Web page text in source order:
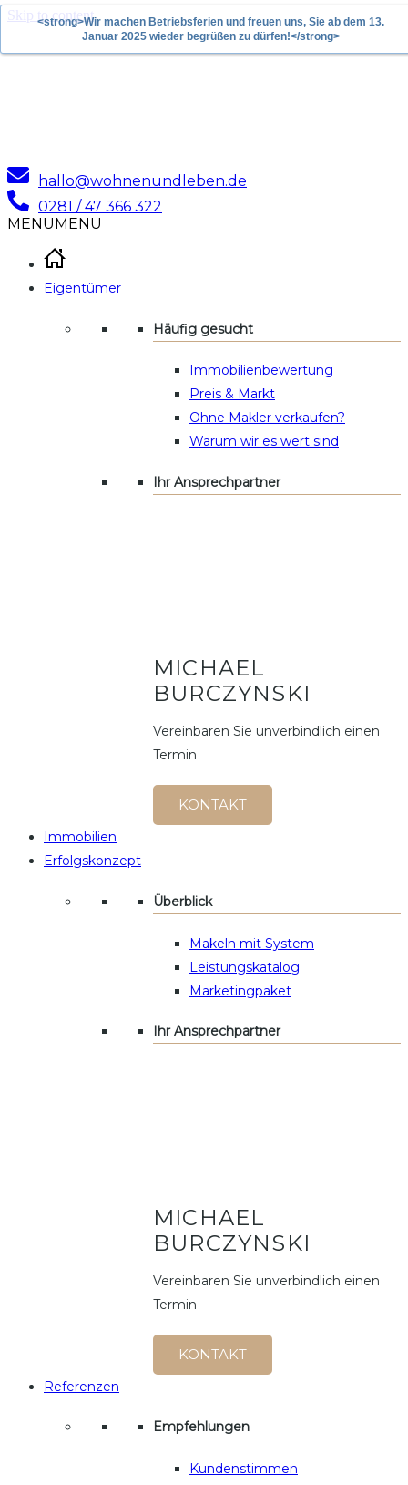
Skip to content
hallo@wohnenundleben.de
0281 / 47 366 322
MENUMENU
Eigentümer
Häufig gesucht
Immobilienbewertung
Preis & Markt
Ohne Makler verkaufen?
Warum wir es wert sind
Ihr Ansprechpartner
MICHAEL
BURCZYNSKI
Vereinbaren Sie unverbindlich einen
Termin
KONTAKT
Immobilien
Erfolgskonzept
Überblick
Makeln mit System
Leistungskatalog
Marketingpaket
Ihr Ansprechpartner
MICHAEL
BURCZYNSKI
Vereinbaren Sie unverbindlich einen
Termin
KONTAKT
Referenzen
Empfehlungen
Kundenstimmen
<strong>Wir machen Betriebsferien und freuen uns, Sie ab dem 13.
Januar 2025 wieder begrüßen zu dürfen!</strong>